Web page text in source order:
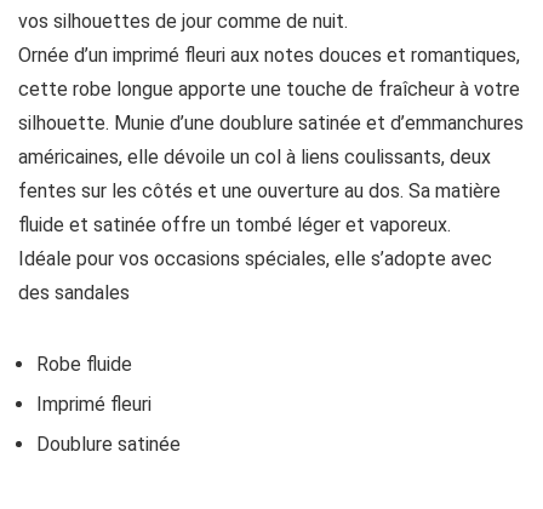
vos silhouettes de jour comme de nuit.
Ornée d’un imprimé fleuri aux notes douces et romantiques,
cette robe longue apporte une touche de fraîcheur à votre
silhouette. Munie d’une doublure satinée et d’emmanchures
américaines, elle dévoile un col à liens coulissants, deux
fentes sur les côtés et une ouverture au dos. Sa matière
fluide et satinée offre un tombé léger et vaporeux.
Idéale pour vos occasions spéciales, elle s’adopte avec
des sandales
Robe fluide
Imprimé fleuri
Doublure satinée